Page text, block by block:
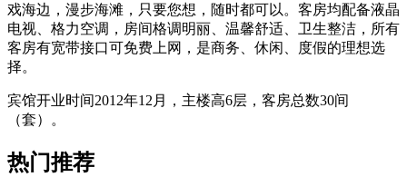
戏海边，漫步海滩，只要您想，随时都可以。客房均配备液晶
电视、格力空调，房间格调明丽、温馨舒适、卫生整洁，所有
客房有宽带接口可免费上网，是商务、休闲、度假的理想选
择。
宾馆开业时间2012年12月，主楼高6层，客房总数30间
（套）。
热门推荐